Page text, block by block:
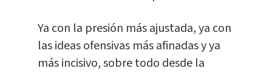
Ya con la presión más ajustada, ya con
las ideas ofensivas más afinadas y ya
más incisivo, sobre todo desde la